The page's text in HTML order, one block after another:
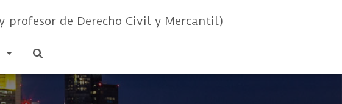
profesor de Derecho Civil y Mercantil)